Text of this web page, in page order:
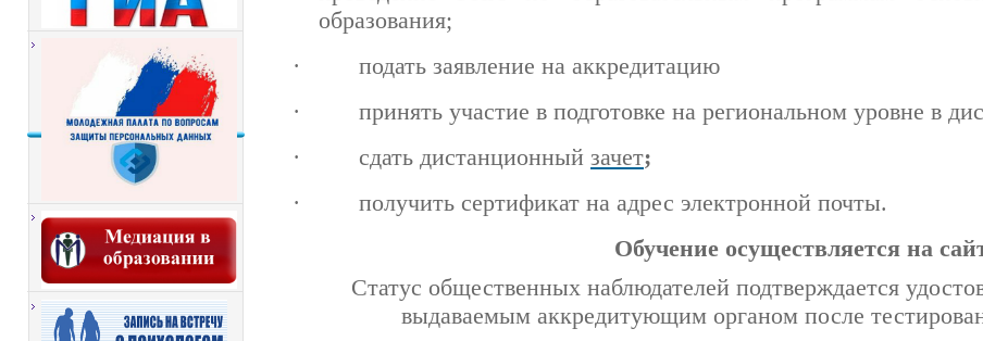
образования;
·
подать заявление на аккредитацию
·
принять участие в подготовке на региональном уровне в
·
сдать дистанционный зачет;
·
получить сертификат на адрес электронной почты.
Обучение осуществляется на
Статус общественных наблюдателей подтверждается
выдаваемым аккредитующим органом после